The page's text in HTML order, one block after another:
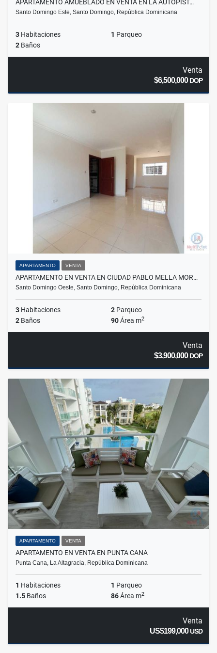
APARTAMENTO AMUEBLADO EN VENTA EN LA AUTOPIST…
Santo Domingo Este, Santo Domingo, República Dominicana
3 Habitaciones 1 Parqueo
2 Baños
Venta
$6,500,000DOP
APARTAMENTO VENTA
APARTAMENTO EN VENTA EN CIUDAD PABLO MELLA MOR…
Santo Domingo Oeste, Santo Domingo, República Dominicana
3 Habitaciones 2 Parqueo
2 Baños 90Área m2
Venta
$3,900,000DOP
APARTAMENTO VENTA
APARTAMENTO EN VENTA EN PUNTA CANA
Punta Cana, La Altagracia, República Dominicana
1 Habitaciones 1 Parqueo
1.5 Baños 86Área m2
Venta
US$199,000USD